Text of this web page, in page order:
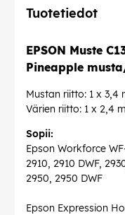
Tuotetiedot
EPSON Muste
Pineapple
Mustan riitto: 1 x 3,4
Värien riitto: 1 x 2,4
Sopii:
Epson Workforce
2910, 2910 DWF,
2950, 2950 DWF
Epson Expression